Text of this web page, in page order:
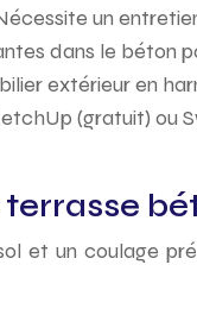
un
dans le béton
extérieur en
(gratuit) ou
et un coulage